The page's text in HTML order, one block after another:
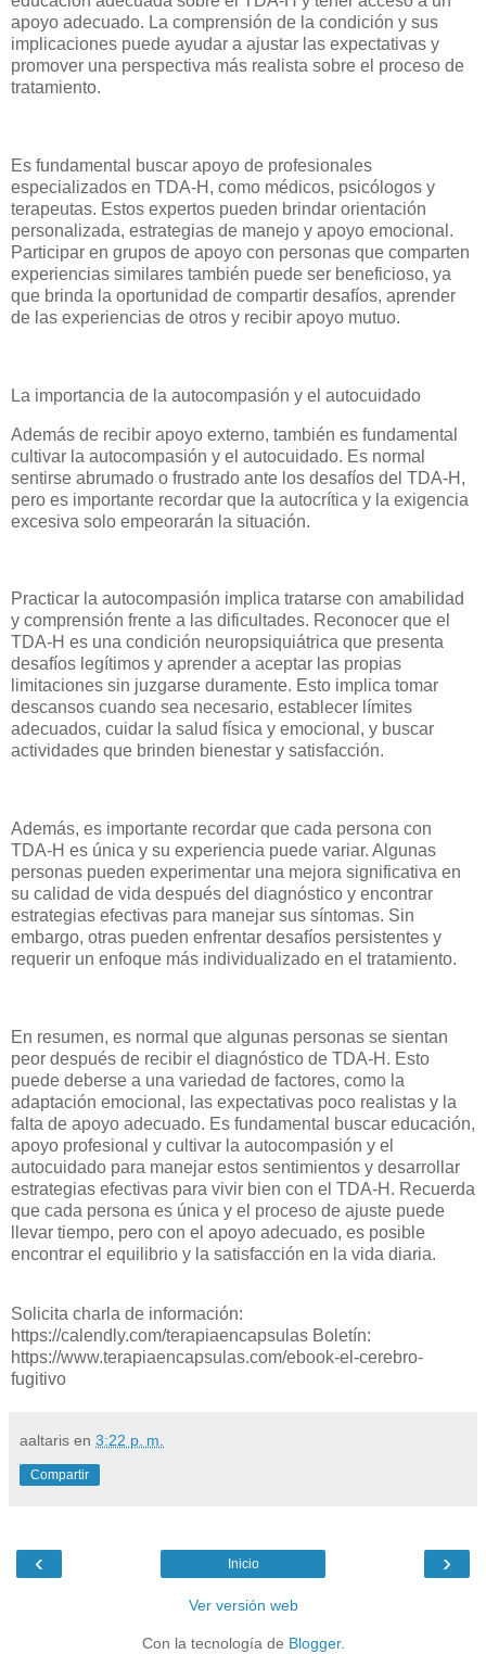
apoyo adecuado. La comprensión de la condición y sus
implicaciones puede ayudar a ajustar las expectativas y
promover una perspectiva más realista sobre el proceso de
tratamiento.
Es fundamental buscar apoyo de profesionales
especializados en TDA-H, como médicos, psicólogos y
terapeutas. Estos expertos pueden brindar orientación
personalizada, estrategias de manejo y apoyo emocional.
Participar en grupos de apoyo con personas que comparten
experiencias similares también puede ser beneficioso, ya
que brinda la oportunidad de compartir desafíos, aprender
de las experiencias de otros y recibir apoyo mutuo.
La importancia de la autocompasión y el autocuidado
Además de recibir apoyo externo, también es fundamental
cultivar la autocompasión y el autocuidado. Es normal
sentirse abrumado o frustrado ante los desafíos del TDA-H,
pero es importante recordar que la autocrítica y la exigencia
excesiva solo empeorarán la situación.
Practicar la autocompasión implica tratarse con amabilidad
y comprensión frente a las dificultades. Reconocer que el
TDA-H es una condición neuropsiquiátrica que presenta
desafíos legítimos y aprender a aceptar las propias
limitaciones sin juzgarse duramente. Esto implica tomar
descansos cuando sea necesario, establecer límites
adecuados, cuidar la salud física y emocional, y buscar
actividades que brinden bienestar y satisfacción.
Además, es importante recordar que cada persona con
TDA-H es única y su experiencia puede variar. Algunas
personas pueden experimentar una mejora significativa en
su calidad de vida después del diagnóstico y encontrar
estrategias efectivas para manejar sus síntomas. Sin
embargo, otras pueden enfrentar desafíos persistentes y
requerir un enfoque más individualizado en el tratamiento.
En resumen, es normal que algunas personas se sientan
peor después de recibir el diagnóstico de TDA-H. Esto
puede deberse a una variedad de factores, como la
adaptación emocional, las expectativas poco realistas y la
falta de apoyo adecuado. Es fundamental buscar educación,
apoyo profesional y cultivar la autocompasión y el
autocuidado para manejar estos sentimientos y desarrollar
estrategias efectivas para vivir bien con el TDA-H. Recuerda
que cada persona es única y el proceso de ajuste puede
llevar tiempo, pero con el apoyo adecuado, es posible
encontrar el equilibrio y la satisfacción en la vida diaria.
Solicita charla de información:
https://calendly.com/terapiaencapsulas Boletín:
https://www.terapiaencapsulas.com/ebook-el-cerebro-
fugitivo
aaltaris en 3:22 p. m.
Compartir
‹ ›
Inicio
Ver versión web
Con la tecnología de Blogger.